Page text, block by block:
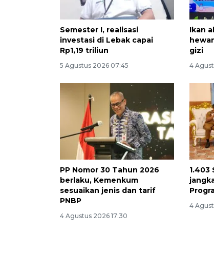
Semester I, realisasi
investasi di Lebak capai
Rp1,19 triliun
5 Agustus 2026 07:45
Ikan
gizi
4
PP Nomor 30 Tahun 2026
berlaku, Kemenkum
sesuaikan jenis dan tarif
PNBP
4 Agustus 2026 17:30
1.403
4